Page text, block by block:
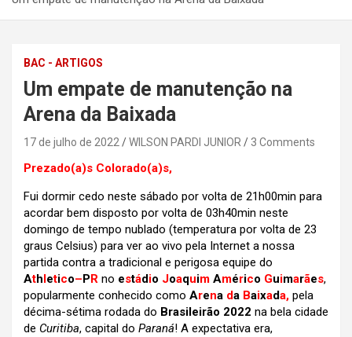
BAC - ARTIGOS
Um empate de manutenção na
Arena da Baixada
17 de julho de 2022 WILSON PARDI JUNIOR 3 Comments
Prezado(a)s Colorado(a)s,
Fui dormir cedo neste sábado por volta de 21h00min para
acordar bem disposto por volta de 03h40min neste
domingo de tempo nublado (temperatura por volta de 23
graus Celsius) para ver ao vivo pela Internet a nossa
partida contra a tradicional e perigosa equipe do
Athletico–PR no estádio Joaquim Américo Guimarães,
popularmente conhecido como Arena da Baixada, pela
décima-sétima rodada do Brasileirão 2022 na bela cidade
de Curitiba, capital do Paraná! A expectativa era,